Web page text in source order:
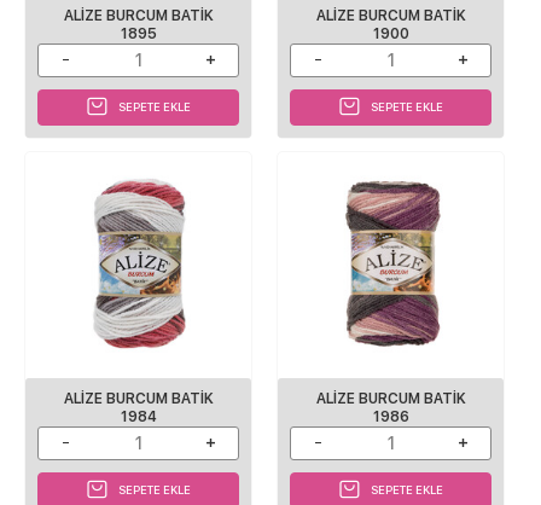
ALİZE BURCUM BATİK
1895
SEPETE EKLE
ALİZE BURCUM BATİK
1900
SEPETE EKLE
ALİZE BURCUM BATİK
1984
SEPETE EKLE
ALİZE BURCUM BATİK
1986
SEPETE EKLE